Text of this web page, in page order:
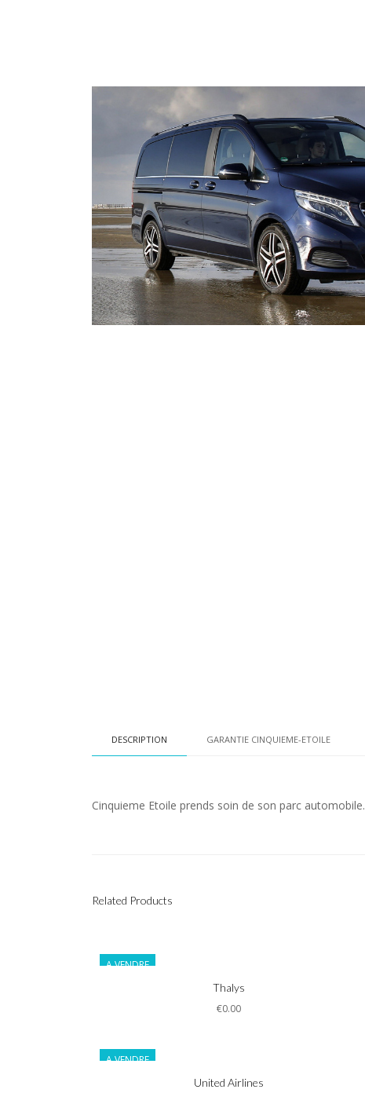
DESCRIPTION GARANTIE CINQUIEME-ETOILE
Cinquieme Etoile prends soin de son parc automobile.
Related Products
A VENDRE
Informations
Thalys
€0.00
A VENDRE
Informations
United Airlines